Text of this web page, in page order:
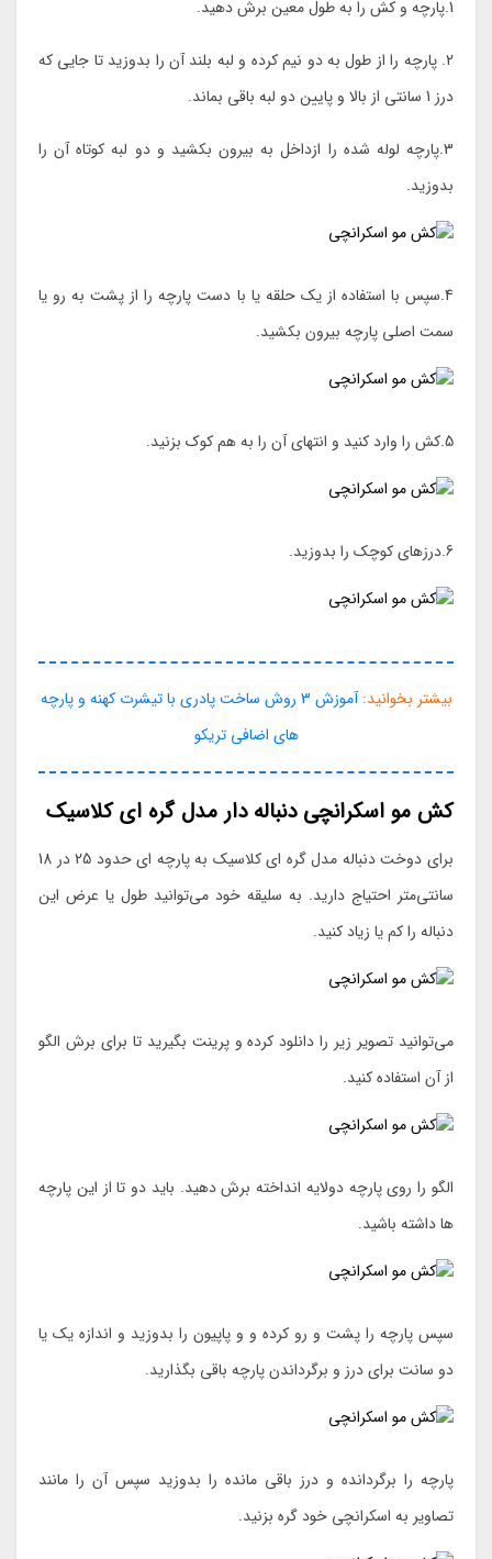
1.پارچه و کش را به طول معین برش دهید.
2. پارچه را از طول به دو نیم کرده و لبه بلند آن را بدوزید تا جایی که
درز 1 سانتی از بالا و پایین دو لبه باقی بماند.
3.پارچه لوله شده را ازداخل به بیرون بکشید و دو لبه کوتاه آن را
بدوزید.
4.سپس با استفاده از یک حلقه یا با دست پارچه را از پشت به رو یا
سمت اصلی پارچه بیرون بکشید.
5.کش را وارد کنید و انتهای آن را به هم کوک بزنید.
6.درزهای کوچک را بدوزید.
بیشتر بخوانید:
آموزش 3 روش ساخت پادری با تیشرت کهنه و پارچه
های اضافی تریکو
کش مو اسکرانچی دنباله دار مدل گره ای کلاسیک
برای دوخت دنباله مدل گره ای کلاسیک به پارچه ای حدود 25 در 18
سانتی‌متر احتیاج دارید. به سلیقه خود می‌توانید طول یا عرض این
دنباله را کم یا زیاد کنید.
می‌توانید تصویر زیر را دانلود کرده و پرینت بگیرید تا برای برش الگو
از آن استفاده کنید.
الگو را روی پارچه دولایه انداخته برش دهید. باید دو تا از این پارچه
ها داشته باشید.
سپس پارچه را پشت و رو کرده و و پاپیون را بدوزید و اندازه یک یا
دو سانت برای درز و برگرداندن پارچه باقی بگذارید.
پارچه را برگردانده و درز باقی مانده را بدوزید سپس آن را مانند
تصاویر به اسکرانچی خود گره بزنید.